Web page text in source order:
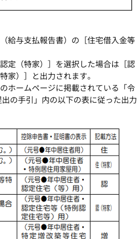
給与支払報告書）の［住宅借入金等
定（特家）］を選択した場合は［認
家）］と出力されます。
ホームページに掲載されている「令
の手引」内の以下の表に従った出力